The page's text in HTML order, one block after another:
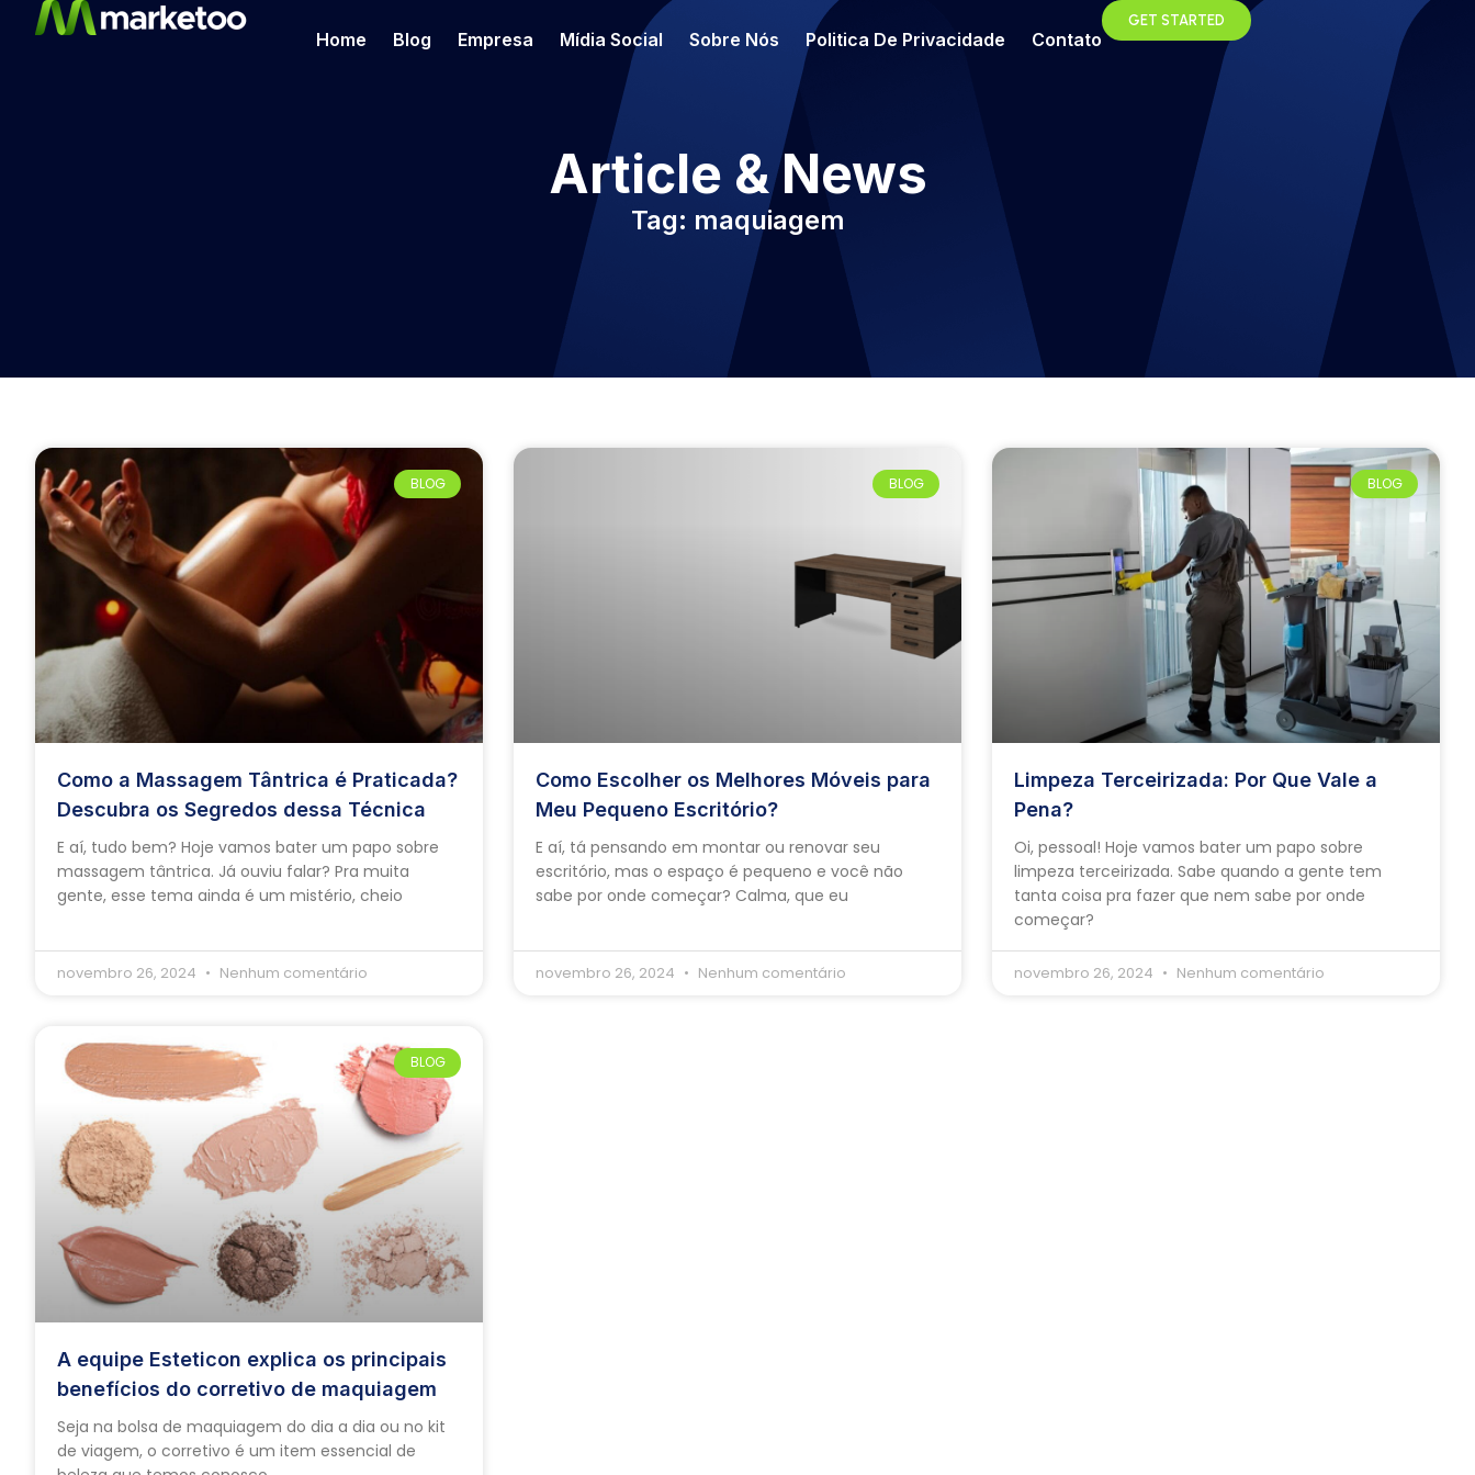
Home Blog Empresa Mídia Social Sobre Nós Politica De Privacidade Contato
GET STARTED
Article & News
Tag: maquiagem
BLOG
Como a Massagem Tântrica é Praticada?
Descubra os Segredos dessa Técnica
E aí, tudo bem? Hoje vamos bater um papo sobre
massagem tântrica. Já ouviu falar? Pra muita
gente, esse tema ainda é um mistério, cheio
novembro 26, 2024 Nenhum comentário
BLOG
Como Escolher os Melhores Móveis para
Meu Pequeno Escritório?
E aí, tá pensando em montar ou renovar seu
escritório, mas o espaço é pequeno e você não
sabe por onde começar? Calma, que eu
novembro 26, 2024 Nenhum comentário
BLOG
Limpeza Terceirizada: Por Que Vale a
Pena?
Oi, pessoal! Hoje vamos bater um papo sobre
limpeza terceirizada. Sabe quando a gente tem
tanta coisa pra fazer que nem sabe por onde
começar?
novembro 26, 2024 Nenhum comentário
BLOG
A equipe Esteticon explica os principais
benefícios do corretivo de maquiagem
Seja na bolsa de maquiagem do dia a dia ou no kit
de viagem, o corretivo é um item essencial de